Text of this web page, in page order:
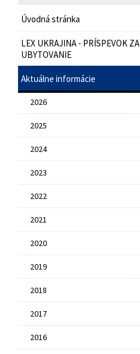
Úvodná stránka
LEX UKRAJINA - PRÍSPEVOK ZA
UBYTOVANIE
Aktuálne informácie
2026
2025
2024
2023
2022
2021
2020
2019
2018
2017
2016